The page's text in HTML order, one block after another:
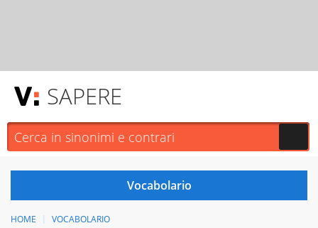
SAPERE
HOME VOCABOLARIO